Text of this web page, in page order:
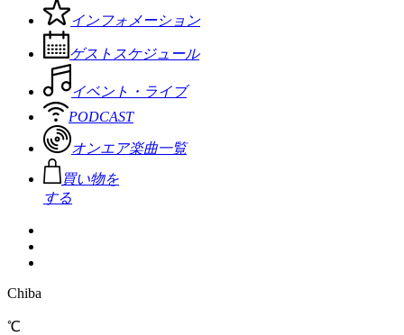
インフォメーション
ゲストスケジュール
イベント・ライブ
PODCAST
オンエア楽曲一覧
買い物を
する
Chiba
℃